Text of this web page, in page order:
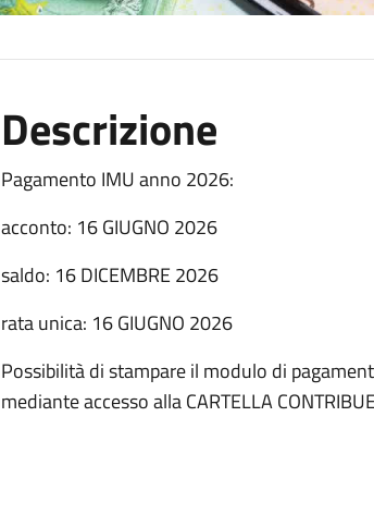
Descrizione
Pagamento IMU anno 2026:
acconto: 16 GIUGNO 2026
saldo: 16 DICEMBRE 2026
rata unica: 16 GIUGNO 2026
Possibilità di stampare il modulo di
mediante accesso alla CARTELLA